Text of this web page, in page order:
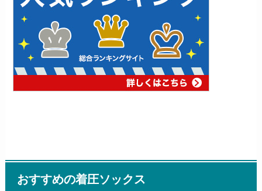
おすすめの着圧ソックス